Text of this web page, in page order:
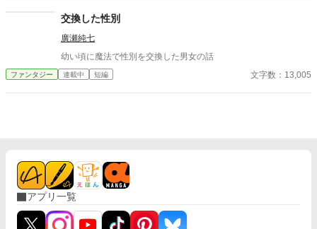
交換した性別
廣瀬純七
幼い頃に魔法で性別を交換した男女の話
ファンタジー 連載中 短編 文字数：13,005
アプリ一覧